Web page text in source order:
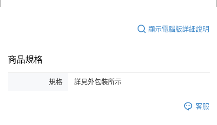
顯示電腦版詳細說明
商品規格
規格 詳見外包裝所示
客服